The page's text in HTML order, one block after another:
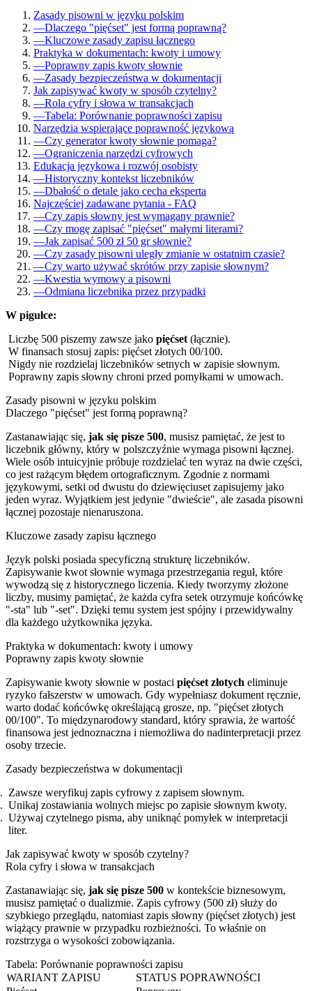
Zasady pisowni w języku polskim
—Dlaczego "pięćset" jest formą poprawną?
—Kluczowe zasady zapisu łącznego
Praktyka w dokumentach: kwoty i umowy
—Poprawny zapis kwoty słownie
—Zasady bezpieczeństwa w dokumentacji
Jak zapisywać kwoty w sposób czytelny?
—Rola cyfry i słowa w transakcjach
—Tabela: Porównanie poprawności zapisu
Narzędzia wspierające poprawność językową
—Czy generator kwoty słownie pomaga?
—Ograniczenia narzędzi cyfrowych
Edukacja językowa i rozwój osobisty
—Historyczny kontekst liczebników
—Dbałość o detale jako cecha eksperta
Najczęściej zadawane pytania - FAQ
—Czy zapis słowny jest wymagany prawnie?
—Czy mogę zapisać "pięćset" małymi literami?
—Jak zapisać 500 zł 50 gr słownie?
—Czy zasady pisowni uległy zmianie w ostatnim czasie?
—Czy warto używać skrótów przy zapisie słownym?
—Kwestia wymowy a pisowni
—Odmiana liczebnika przez przypadki
W pigułce:
Liczbę 500 piszemy zawsze jako pięćset (łącznie).
W finansach stosuj zapis: pięćset złotych 00/100.
Nigdy nie rozdzielaj liczebników setnych w zapisie słownym.
Poprawny zapis słowny chroni przed pomyłkami w umowach.
Zasady pisowni w języku polskim
Dlaczego "pięćset" jest formą poprawną?
Zastanawiając się, jak się pisze 500, musisz pamiętać, że jest to
liczebnik główny, który w polszczyźnie wymaga pisowni łącznej.
Wiele osób intuicyjnie próbuje rozdzielać ten wyraz na dwie części,
co jest rażącym błędem ortograficznym. Zgodnie z normami
językowymi, setki od dwustu do dziewięciuset zapisujemy jako
jeden wyraz. Wyjątkiem jest jedynie "dwieście", ale zasada pisowni
łącznej pozostaje nienaruszona.
Kluczowe zasady zapisu łącznego
Język polski posiada specyficzną strukturę liczebników.
Zapisywanie kwot słownie wymaga przestrzegania reguł, które
wywodzą się z historycznego liczenia. Kiedy tworzymy złożone
liczby, musimy pamiętać, że każda cyfra setek otrzymuje końcówkę
"-sta" lub "-set". Dzięki temu system jest spójny i przewidywalny
dla każdego użytkownika języka.
Praktyka w dokumentach: kwoty i umowy
Poprawny zapis kwoty słownie
Zapisywanie kwoty słownie w postaci pięćset złotych eliminuje
ryzyko fałszerstw w umowach. Gdy wypełniasz dokument ręcznie,
warto dodać końcówkę określającą grosze, np. "pięćset złotych
00/100". To międzynarodowy standard, który sprawia, że wartość
finansowa jest jednoznaczna i niemożliwa do nadinterpretacji przez
osoby trzecie.
Zasady bezpieczeństwa w dokumentacji
Zawsze weryfikuj zapis cyfrowy z zapisem słownym.
Unikaj zostawiania wolnych miejsc po zapisie słownym kwoty.
Używaj czytelnego pisma, aby uniknąć pomyłek w interpretacji
liter.
Jak zapisywać kwoty w sposób czytelny?
Rola cyfry i słowa w transakcjach
Zastanawiając się, jak się pisze 500 w kontekście biznesowym,
musisz pamiętać o dualizmie. Zapis cyfrowy (500 zł) służy do
szybkiego przeglądu, natomiast zapis słowny (pięćset złotych) jest
wiążący prawnie w przypadku rozbieżności. To właśnie on
rozstrzyga o wysokości zobowiązania.
Tabela: Porównanie poprawności zapisu
WARIANT ZAPISU
STATUS POPRAWNOŚCI